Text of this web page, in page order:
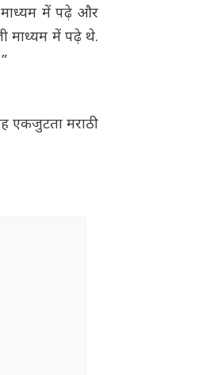
माध्यम में पढ़े और
माध्यम में पढ़े थे.
एकजुटता मराठी